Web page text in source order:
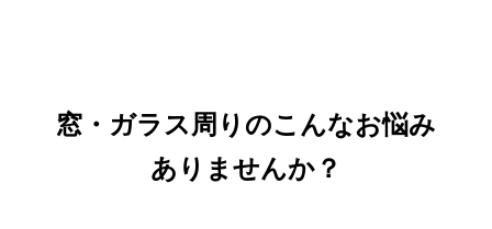
窓・ガラス周りのこんなお悩み
ありませんか？